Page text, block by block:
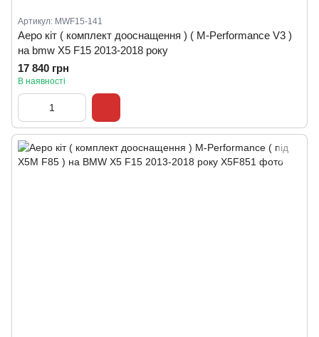
Артикул: MWF15-141
Аеро кіт ( комплект дооснащення ) ( M-Performance V3 )
на bmw X5 F15 2013-2018 року
17 840 грн
В наявності